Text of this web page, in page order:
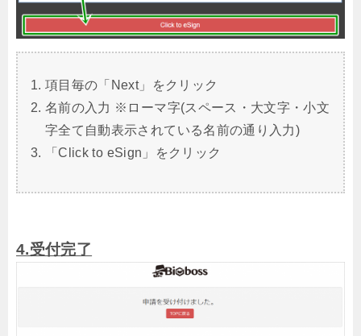
項目毎の「Next」をクリック
名前の入力 ※ローマ字(スペース・大文字・小文
字全て自動表示されている名前の通り入力)
「Click to eSign」をクリック
4.受付完了